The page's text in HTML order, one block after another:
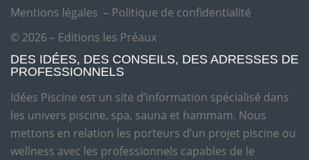
Mentions légales – Politique de confidentialité
© 2026 – Editions les Préaux
DES IDÉES, DES CONSEILS, DES ADRESSES DE
PROFESSIONNELS
Idées Piscine est un site d’information spécialisé dans
les univers piscine, spa, sauna et hammam. Nous
mettons en relation les porteurs d’un projet piscine ou
wellness avec les professionnels capables de le